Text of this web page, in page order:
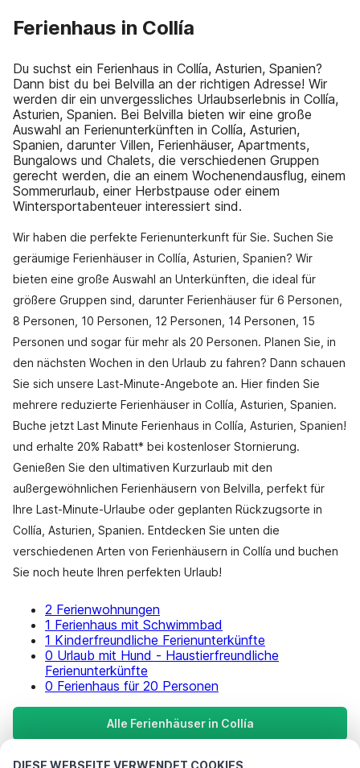
DIESE WEBSEITE VERWENDET COOKIES
Ferienhaus in Collía
Du suchst ein Ferienhaus in Collía, Asturien, Spanien?
Dann bist du bei Belvilla an der richtigen Adresse! Wir
werden dir ein unvergessliches Urlaubserlebnis in Collía,
Asturien, Spanien. Bei Belvilla bieten wir eine große
Auswahl an Ferienunterkünften in Collía, Asturien,
Spanien, darunter Villen, Ferienhäuser, Apartments,
Bungalows und Chalets, die verschiedenen Gruppen
gerecht werden, die an einem Wochenendausflug, einem
Sommerurlaub, einer Herbstpause oder einem
Wintersportabenteuer interessiert sind.
Wir haben die perfekte Ferienunterkunft für Sie. Suchen Sie
geräumige Ferienhäuser in Collía, Asturien, Spanien? Wir
bieten eine große Auswahl an Unterkünften, die ideal für
größere Gruppen sind, darunter Ferienhäuser für 6 Personen,
8 Personen, 10 Personen, 12 Personen, 14 Personen, 15
Personen und sogar für mehr als 20 Personen. Planen Sie, in
den nächsten Wochen in den Urlaub zu fahren? Dann schauen
Sie sich unsere Last-Minute-Angebote an. Hier finden Sie
mehrere reduzierte Ferienhäuser in Collía, Asturien, Spanien.
Buche jetzt Last Minute Ferienhaus in Collía, Asturien, Spanien!
und erhalte 20% Rabatt* bei kostenloser Stornierung.
Genießen Sie den ultimativen Kurzurlaub mit den
außergewöhnlichen Ferienhäusern von Belvilla, perfekt für
Ihre Last-Minute-Urlaube oder geplanten Rückzugsorte in
Collía, Asturien, Spanien. Entdecken Sie unten die
verschiedenen Arten von Ferienhäusern in Collía und buchen
Sie noch heute Ihren perfekten Urlaub!
2 Ferienwohnungen
1 Ferienhaus mit Schwimmbad
1 Kinderfreundliche Ferienunterkünfte
0 Urlaub mit Hund - Haustierfreundliche
Ferienunterkünfte
0 Ferienhaus für 20 Personen
Alle Ferienhäuser in Collía